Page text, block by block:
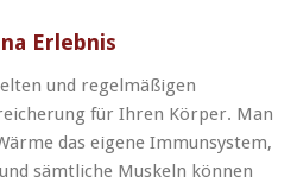
Erlebnis
und regelmäßigen
für Ihren Körper. Man
das eigene Immunsystem,
sämtliche Muskeln können